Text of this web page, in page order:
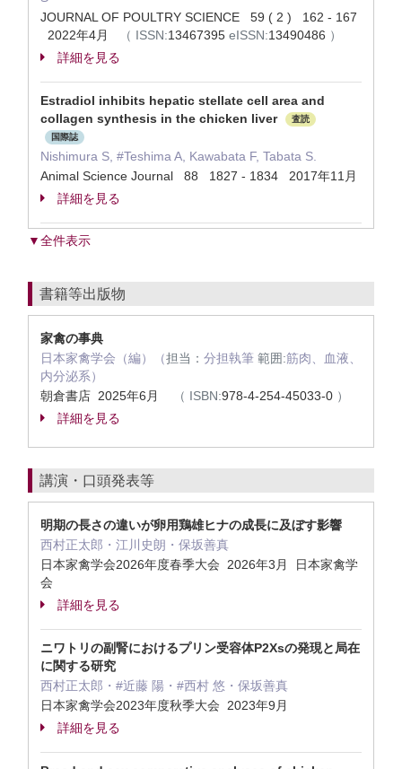
JOURNAL OF POULTRY SCIENCE 59 ( 2 ) 162 - 167
2022年4月
（ ISSN:13467395 eISSN:13490486 ）
詳細を見る
Estradiol inhibits hepatic stellate cell area and
collagen synthesis in the chicken liver
査読
国際誌
Nishimura S, #Teshima A, Kawabata F, Tabata S.
Animal Science Journal 88 1827 - 1834 2017年11月
詳細を見る
▼全件表示
書籍等出版物
家禽の事典
日本家禽学会（編）（担当： 分担執筆 範囲:筋肉、血液、
内分泌系）
朝倉書店 2025年6月
（ ISBN:978-4-254-45033-0 ）
詳細を見る
講演・口頭発表等
明期の長さの違いが卵用鶏雄ヒナの成長に及ぼす影響
西村正太郎・江川史朗・保坂善真
日本家禽学会2026年度春季大会 2026年3月 日本家禽学
会
詳細を見る
ニワトリの副腎におけるプリン受容体P2Xsの発現と局在
に関する研究
西村正太郎・#近藤 陽・#西村 悠・保坂善真
日本家禽学会2023年度秋季大会 2023年9月
詳細を見る